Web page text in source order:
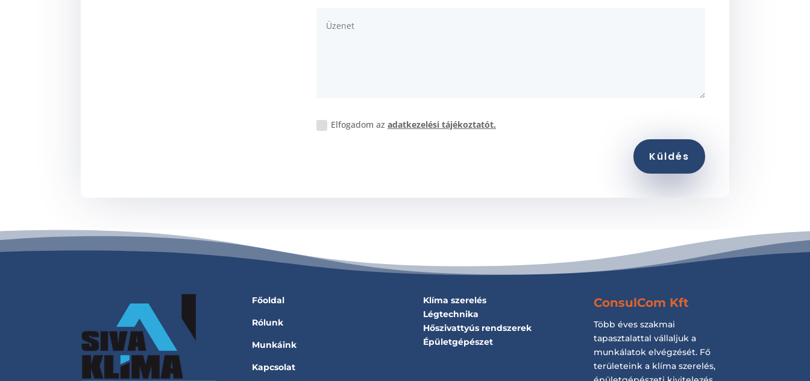
Elfogadom az adatkezelési tájékoztatót.
Küldés
Főoldal
Rólunk
Munkáink
Kapcsolat
Klíma szerelés
Légtechnika
Hőszivattyús rendszerek
Épületgépészet
ConsulCom Kft
Több éves szakmai
tapasztalattal vállaljuk a
munkálatok elvégzését. Fő
területeink a klíma szerelés,